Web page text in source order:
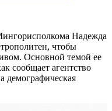
Надежда
чтобы
Основной темой ее
сообщает агентство
демографическая